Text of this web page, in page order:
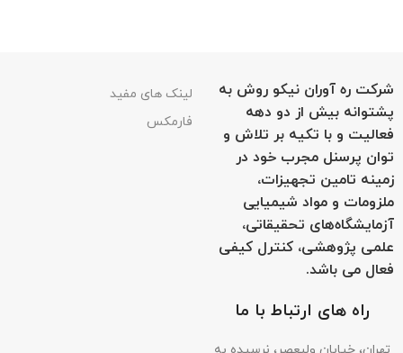
شرکت ره آوران نیکو روش به
پشتوانه بیش از دو دهه
فعالیت و با تکیه بر تلاش و
توان پرسنل مجرب خود در
زمینه تامین تجهیزات،
ملزومات و مواد شیمیایی
آزمایشگاه‌های تحقیقاتی،
علمی پژوهشی، کنترل کیفی
فعال می باشد.
لینک های مفید
فارمکس
راه های ارتباط با ما
تهران، خیابان ولیعصر، نرسیده به